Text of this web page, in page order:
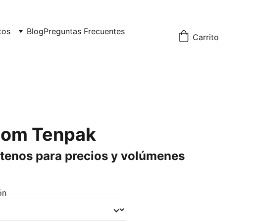
BlogPreguntas Frecuentes
Carrito
Tenpak
para precios y volúmenes